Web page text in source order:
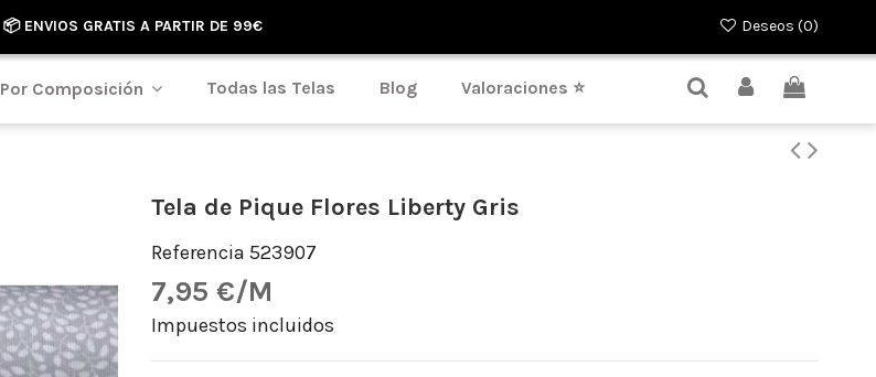
📦 ENVIOS GRATIS A PARTIR DE 99€ Deseos (0)
Por Composición Todas las Telas Blog Valoraciones ⭐
Tela de Pique Flores Liberty Gris
Referencia 523907
7,95 €/M
Impuestos incluidos